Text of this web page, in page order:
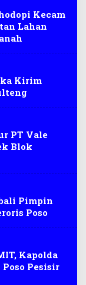
Kecam
Lahan
Kirim
PT Vale
Blok
Pimpin
Poso
Kapolda
Pesisir